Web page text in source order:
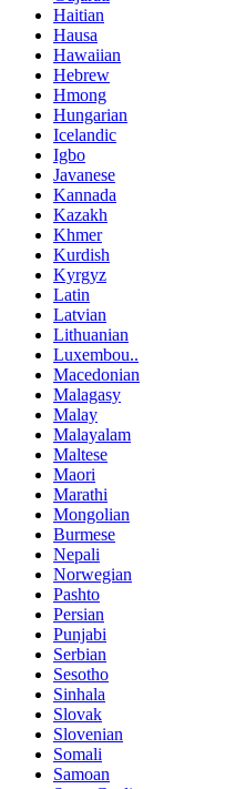
Haitian
Hausa
Hawaiian
Hebrew
Hmong
Hungarian
Icelandic
Igbo
Javanese
Kannada
Kazakh
Khmer
Kurdish
Kyrgyz
Latin
Latvian
Lithuanian
Luxembou..
Macedonian
Malagasy
Malay
Malayalam
Maltese
Maori
Marathi
Mongolian
Burmese
Nepali
Norwegian
Pashto
Persian
Punjabi
Serbian
Sesotho
Sinhala
Slovak
Slovenian
Somali
Samoan